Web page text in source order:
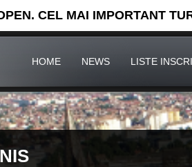
CEL MAI IMPORTANT
HOME NEWS LISTE